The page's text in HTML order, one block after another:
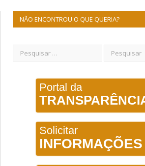
NÃO ENCONTROU O QUE QUERIA?
Portal da
Solicitar
INFORMAÇÕES